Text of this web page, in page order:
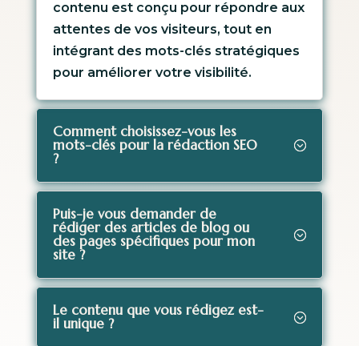
contenu est conçu pour répondre aux
attentes de vos visiteurs, tout en
intégrant des mots-clés stratégiques
pour améliorer votre visibilité.
Comment choisissez-vous les
mots-clés pour la rédaction SEO
?
Puis-je vous demander de
rédiger des articles de blog ou
des pages spécifiques pour mon
site ?
Le contenu que vous rédigez est-
il unique ?